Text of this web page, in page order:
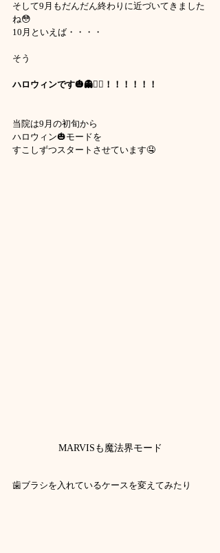
そして9月もだんだん終わりに近づいてきました
ね😳
10月といえば・・・・
そう
ハロウィンです🎃👻🧙‍♀️！！！！！！
当院は9月の初旬から
ハロウィン🎃モードを
すこしずつスタートさせています🤤
MARVISも魔法界モード
歯ブラシを入れているケースを変えてみたり